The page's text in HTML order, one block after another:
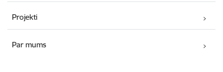
Projekti
Par mums